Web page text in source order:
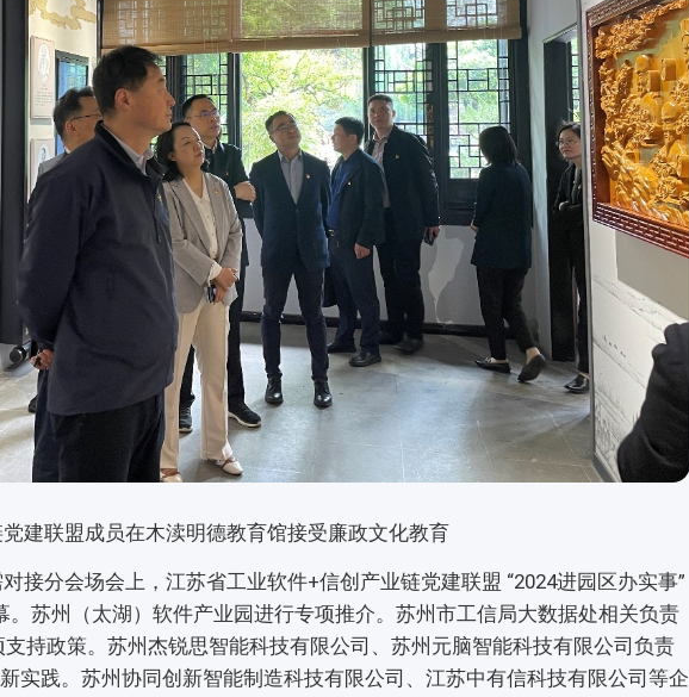
建联盟成员在木渎明德教育馆接受廉政文化教育
分会场会上，江苏省工业软件+信创产业链党建联盟 “2024进园区办实事”
苏州（太湖）软件产业园进行专项推介。苏州市工信局大数据处相关负责
持政策。苏州杰锐思智能科技有限公司、苏州元脑智能科技有限公司负责
实践。苏州协同创新智能制造科技有限公司、江苏中有信科技有限公司等企